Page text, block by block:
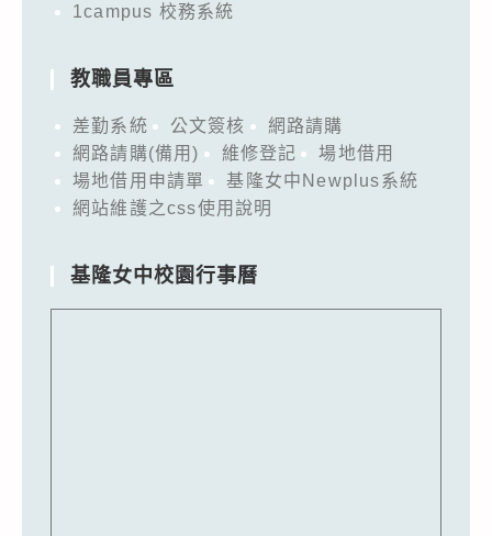
1campus 校務系統
教職員專區
差勤系統 公文簽核
網路請購
網路請購(備用)
維修登記
場地借用
場地借用申請單
基隆女中Newplus系統
網站維護之css使用說明
基隆女中校園行事曆